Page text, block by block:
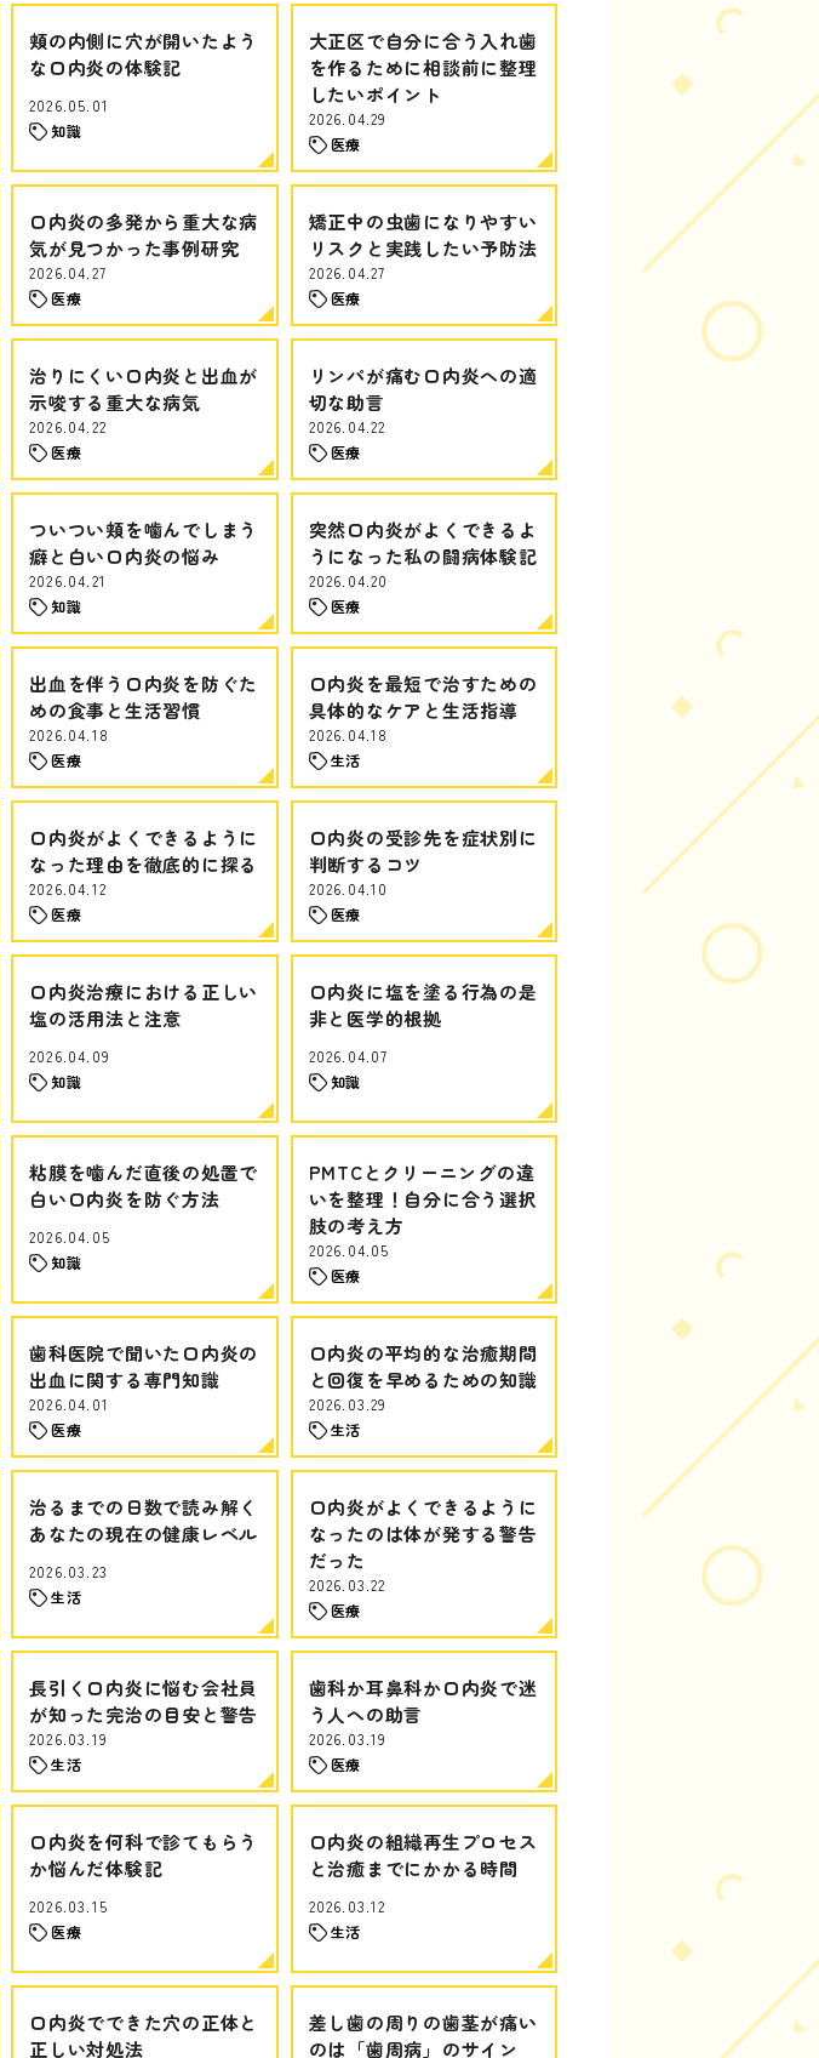
頬の内側に穴が開いたよう
な口内炎の体験記
2026.05.01
知識
大正区で自分に合う入れ歯
を作るために相談前に整理
したいポイント
2026.04.29
医療
口内炎の多発から重大な病
気が見つかった事例研究
2026.04.27
医療
矯正中の虫歯になりやすい
リスクと実践したい予防法
2026.04.27
医療
治りにくい口内炎と出血が
示唆する重大な病気
2026.04.22
医療
リンパが痛む口内炎への適
切な助言
2026.04.22
医療
ついつい頬を噛んでしまう
癖と白い口内炎の悩み
2026.04.21
知識
突然口内炎がよくできるよ
うになった私の闘病体験記
2026.04.20
医療
出血を伴う口内炎を防ぐた
めの食事と生活習慣
2026.04.18
医療
口内炎を最短で治すための
具体的なケアと生活指導
2026.04.18
生活
口内炎がよくできるように
なった理由を徹底的に探る
2026.04.12
医療
口内炎の受診先を症状別に
判断するコツ
2026.04.10
医療
口内炎治療における正しい
塩の活用法と注意
2026.04.09
知識
口内炎に塩を塗る行為の是
非と医学的根拠
2026.04.07
知識
粘膜を噛んだ直後の処置で
白い口内炎を防ぐ方法
2026.04.05
知識
PMTCとクリーニングの違
いを整理！自分に合う選択
肢の考え方
2026.04.05
医療
歯科医院で聞いた口内炎の
出血に関する専門知識
2026.04.01
医療
口内炎の平均的な治癒期間
と回復を早めるための知識
2026.03.29
生活
治るまでの日数で読み解く
あなたの現在の健康レベル
2026.03.23
生活
口内炎がよくできるように
なったのは体が発する警告
だった
2026.03.22
医療
長引く口内炎に悩む会社員
が知った完治の目安と警告
2026.03.19
生活
歯科か耳鼻科か口内炎で迷
う人への助言
2026.03.19
医療
口内炎を何科で診てもらう
か悩んだ体験記
2026.03.15
医療
口内炎の組織再生プロセス
と治癒までにかかる時間
2026.03.12
生活
口内炎でできた穴の正体と
正しい対処法
差し歯の周りの歯茎が痛い
のは「歯周病」のサイン